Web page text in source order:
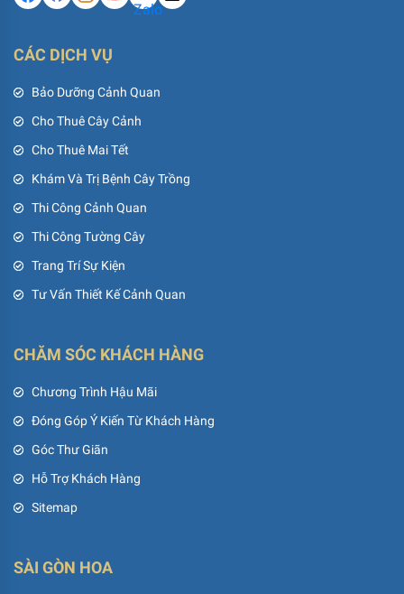
CÁC DỊCH VỤ
Bảo Dưỡng Cảnh Quan
Cho Thuê Cây Cảnh
Cho Thuê Mai Tết
Khám Và Trị Bệnh Cây Trồng
Thi Công Cảnh Quan
Thi Công Tường Cây
Trang Trí Sự Kiện
Tư Vấn Thiết Kế Cảnh Quan
CHĂM SÓC KHÁCH HÀNG
Chương Trình Hậu Mãi
Đóng Góp Ý Kiến Từ Khách Hàng
Góc Thư Giãn
Hỗ Trợ Khách Hàng
Sitemap
SÀI GÒN HOA